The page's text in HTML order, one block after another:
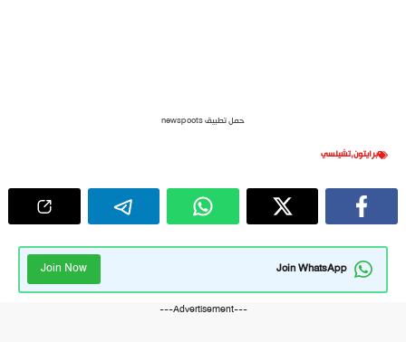
حمل تطبيق newspoots
برايتون,تشيلسي
Join WhatsApp
Join Now
---Advertisement---